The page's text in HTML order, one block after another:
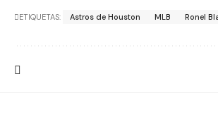
ETIQUETAS: Astros de Houston MLB Ronel